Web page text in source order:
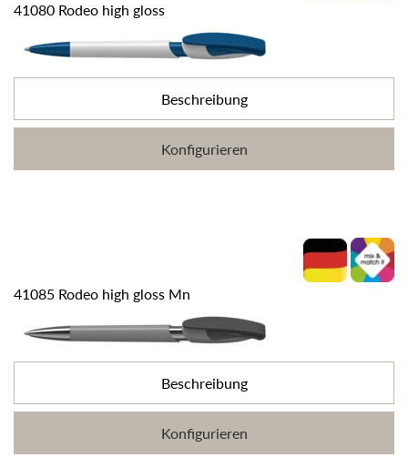
41080 Rodeo high gloss
Beschreibung
Konfigurieren
41085 Rodeo high gloss Mn
Beschreibung
Konfigurieren